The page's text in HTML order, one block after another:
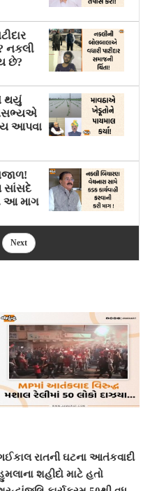
નકલી
છે?
થયું
આપવા
સાંસદે
આ માગ
Next
રાતની ઘટના આતંકવાદી
શહીદો માટે હતો